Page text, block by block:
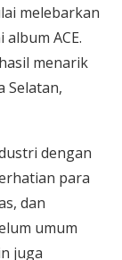
melebarkan
ACE.
menarik
Selatan,
dengan
para
dan
umum
juga